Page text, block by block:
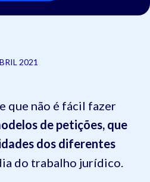
2021
que não é fácil fazer
de petições, que
dos diferentes
do trabalho jurídico.